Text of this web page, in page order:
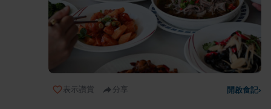
表示讚賞 分享 開啟食記›